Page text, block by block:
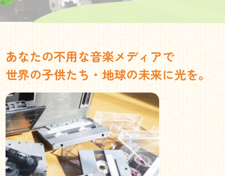
あなたの不用な音楽メディアで
世界の子供たち・地球の未来に光を。